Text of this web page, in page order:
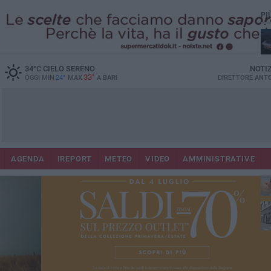
34°CCIELO SERENO
OGGI MIN 24° MAX 33° A BARI DIRETTORE
AGENDA IREPORT METEO VIDEO AMMINISTRATIVE